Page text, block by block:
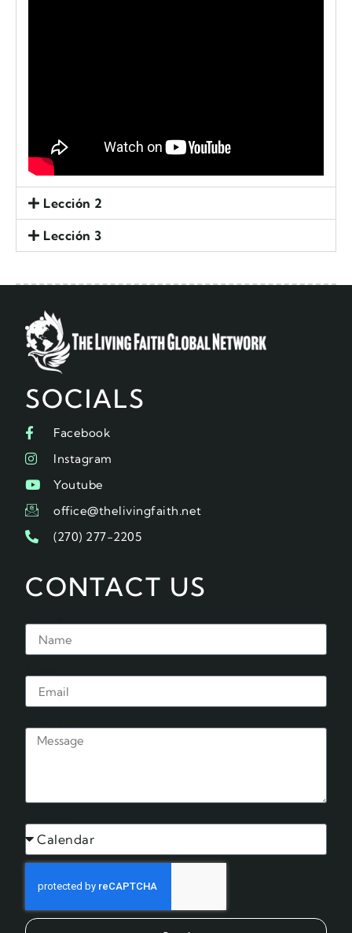
Lección 2
Lección 3
SOCIALS
Facebook
Instagram
Youtube
office@thelivingfaith.net
(270) 277-2205
CONTACT US